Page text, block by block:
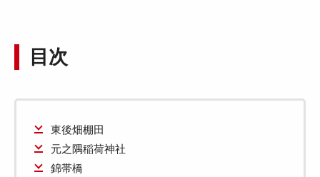
目次
東後畑棚田
元之隅稲荷神社
錦帯橋